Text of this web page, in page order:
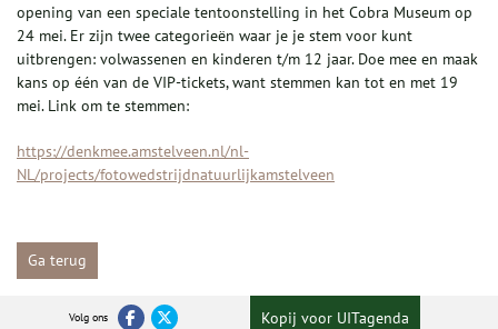
opening van een speciale tentoonstelling in het Cobra Museum op
24 mei. Er zijn twee categorieën waar je je stem voor kunt
uitbrengen: volwassenen en kinderen t/m 12 jaar. Doe mee en maak
kans op één van de VIP-tickets, want stemmen kan tot en met 19
mei. Link om te stemmen:
https://denkmee.amstelveen.nl/nl-
NL/projects/fotowedstrijdnatuurlijkamstelveen
Ga terug
Volg ons Kopij voor UITagenda